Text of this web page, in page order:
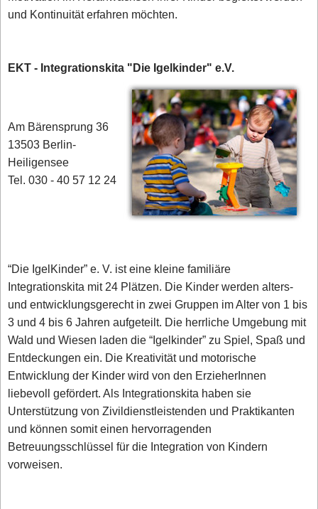
und Kontinuität erfahren möchten.
EKT - Integrationskita "Die Igelkinder" e.V.
Am Bärensprung 36
13503 Berlin-
Heiligensee
Tel. 030 - 40 57 12 24
“Die IgelKinder” e. V. ist eine kleine familiäre
Integrationskita mit 24 Plätzen. Die Kinder werden alters-
und entwicklungsgerecht in zwei Gruppen im Alter von 1 bis
3 und 4 bis 6 Jahren aufgeteilt. Die herrliche Umgebung mit
Wald und Wiesen laden die “Igelkinder” zu Spiel, Spaß und
Entdeckungen ein. Die Kreativität und motorische
Entwicklung der Kinder wird von den ErzieherInnen
liebevoll gefördert. Als Integrationskita haben sie
Unterstützung von Zivildienstleistenden und Praktikanten
und können somit einen hervorragenden
Betreuungsschlüssel für die Integration von Kindern
vorweisen.